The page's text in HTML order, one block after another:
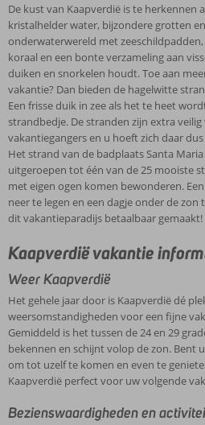
De kust van Kaapverdië is te herkennen
kristalhelder water, bijzondere grotten
onderwaterwereld met
koraal en een bonte verzameling aan
duiken en snorkelen houdt. Toe aan
vakantie? Dan bieden de hagelwitte
Een frisse duik in zee als het te heet
strandbedje. De stranden zijn extra
vakantiegangers en u hoeft zich daar
Het strand van de badplaats Santa
uitgeroepen tot één van de 25 mooiste
met eigen ogen komen bewonderen.
neer te legen en een dagje onder de
dit vakantieparadijs betaalbaar gemaakt!
Kaapverdië vakantie
Weer Kaapverdië
Het gehele jaar door is Kaapverdië dé
weersomstandigheden voor een fijne
Gemiddeld is het tussen de 24 en 29
bekennen en schijnt volop de zon. Bent
om tot uzelf te komen en even te
Kaapverdië perfect voor uw volgende
Bezienswaardigheden en